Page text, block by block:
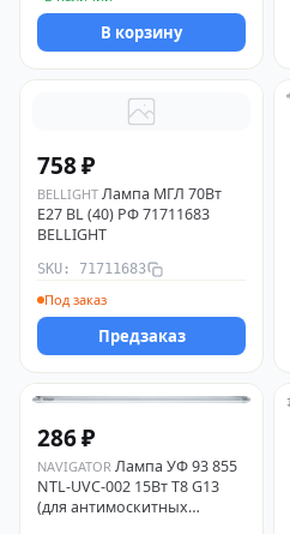
В корзину
758 ₽
BELLIGHT Лампа МГЛ 70Вт
Е27 BL (40) РФ 71711683
BELLIGHT
SKU: 71711683
Под заказ
Предзаказ
286 ₽
NAVIGATOR Лампа УФ 93 855
NTL-UVC-002 15Вт T8 G13
(для антимоскитных